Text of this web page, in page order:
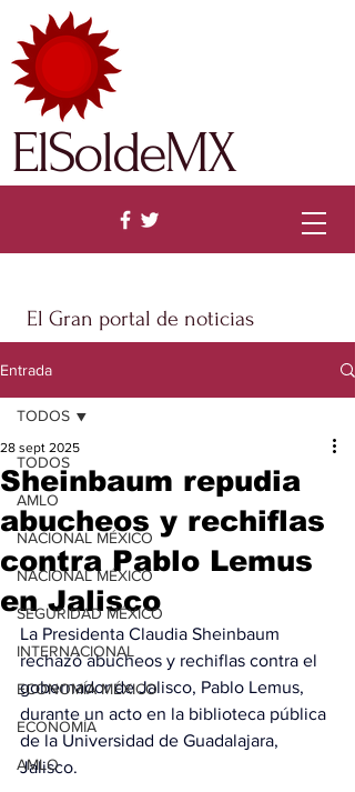
El Gran portal de noticias
ElSoldeMX
Entrada
TODOS
AMLO
NACIONAL MÉXICO
NACIONAL MÉXICO
SEGURIDAD MÉXICO
INTERNACIONAL
ECONOMÍA MÉXICO
ECONOMÍA
AMLO
TODOS
Sheinbaum repudia
abucheos y rechiflas
contra Pablo Lemus
en Jalisco
28 sept 2025
La Presidenta Claudia Sheinbaum
rechazó abucheos y rechiflas contra el
gobernador de Jalisco, Pablo Lemus,
durante un acto en la biblioteca pública
de la Universidad de Guadalajara,
Jalisco.